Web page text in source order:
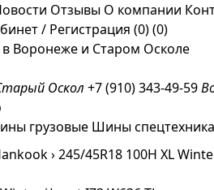
Отзывы О компании
/ Регистрация (0)(0)
Оскол +7 (910) 343-49-59
грузовые Шины спецтехника
›245/45R18 100H XL